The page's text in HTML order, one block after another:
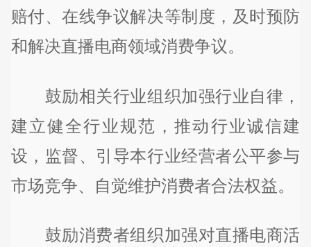
赔付、在线争议解决等制度，及时预防
和解决直播电商领域消费争议。
鼓励相关行业组织加强行业自律，
建立健全行业规范，推动行业诚信建
设，监督、引导本行业经营者公平参与
市场竞争、自觉维护消费者合法权益。
鼓励消费者组织加强对直播电商活